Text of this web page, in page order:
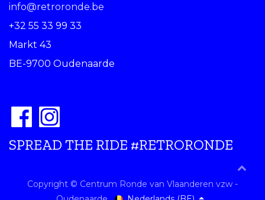
info@retroronde.be
+32 55 33 99 33
Markt 43
BE-9700 Oudenaarde
SPREAD THE RIDE #RETRORONDE
Copyright © Centrum Ronde van Vlaanderen vzw -